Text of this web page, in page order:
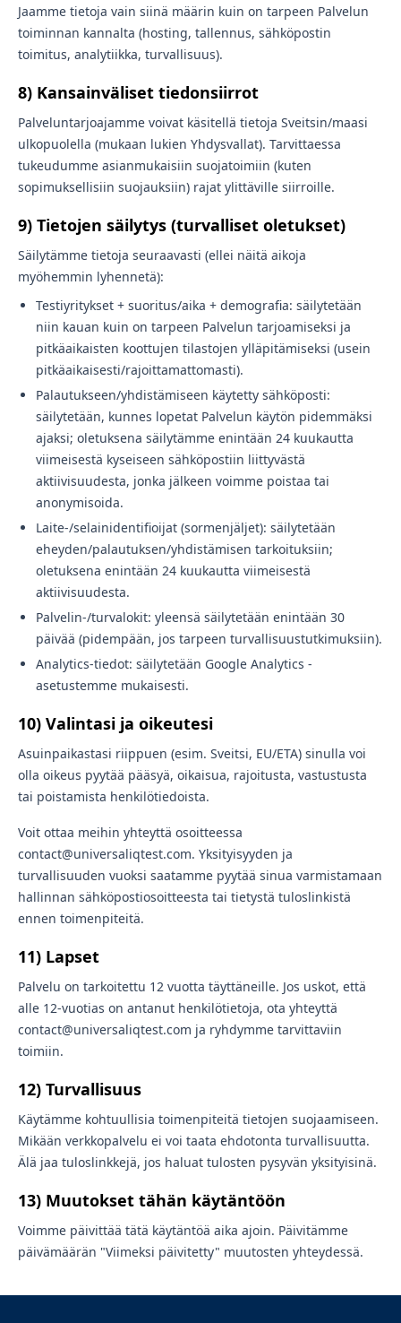
Jaamme tietoja vain siinä määrin kuin on tarpeen Palvelun
toiminnan kannalta (hosting, tallennus, sähköpostin
toimitus, analytiikka, turvallisuus).
8) Kansainväliset tiedonsiirrot
Palveluntarjoajamme voivat käsitellä tietoja Sveitsin/maasi
ulkopuolella (mukaan lukien Yhdysvallat). Tarvittaessa
tukeudumme asianmukaisiin suojatoimiin (kuten
sopimuksellisiin suojauksiin) rajat ylittäville siirroille.
9) Tietojen säilytys (turvalliset oletukset)
Säilytämme tietoja seuraavasti (ellei näitä aikoja
myöhemmin lyhennetä):
Testiyritykset + suoritus/aika + demografia: säilytetään
niin kauan kuin on tarpeen Palvelun tarjoamiseksi ja
pitkäaikaisten koottujen tilastojen ylläpitämiseksi (usein
pitkäaikaisesti/rajoittamattomasti).
Palautukseen/yhdistämiseen käytetty sähköposti:
säilytetään, kunnes lopetat Palvelun käytön pidemmäksi
ajaksi; oletuksena säilytämme enintään 24 kuukautta
viimeisestä kyseiseen sähköpostiin liittyvästä
aktiivisuudesta, jonka jälkeen voimme poistaa tai
anonymisoida.
Laite-/selainidentifioijat (sormenjäljet): säilytetään
eheyden/palautuksen/yhdistämisen tarkoituksiin;
oletuksena enintään 24 kuukautta viimeisestä
aktiivisuudesta.
Palvelin-/turvalokit: yleensä säilytetään enintään 30
päivää (pidempään, jos tarpeen turvallisuustutkimuksiin).
Analytics-tiedot: säilytetään Google Analytics -
asetustemme mukaisesti.
10) Valintasi ja oikeutesi
Asuinpaikastasi riippuen (esim. Sveitsi, EU/ETA) sinulla voi
olla oikeus pyytää pääsyä, oikaisua, rajoitusta, vastustusta
tai poistamista henkilötiedoista.
Voit ottaa meihin yhteyttä osoitteessa
contact@universaliqtest.com. Yksityisyyden ja
turvallisuuden vuoksi saatamme pyytää sinua varmistamaan
hallinnan sähköpostiosoitteesta tai tietystä tuloslinkistä
ennen toimenpiteitä.
11) Lapset
Palvelu on tarkoitettu 12 vuotta täyttäneille. Jos uskot, että
alle 12-vuotias on antanut henkilötietoja, ota yhteyttä
contact@universaliqtest.com ja ryhdymme tarvittaviin
toimiin.
12) Turvallisuus
Käytämme kohtuullisia toimenpiteitä tietojen suojaamiseen.
Mikään verkkopalvelu ei voi taata ehdotonta turvallisuutta.
Älä jaa tuloslinkkejä, jos haluat tulosten pysyvän yksityisinä.
13) Muutokset tähän käytäntöön
Voimme päivittää tätä käytäntöä aika ajoin. Päivitämme
päivämäärän "Viimeksi päivitetty" muutosten yhteydessä.